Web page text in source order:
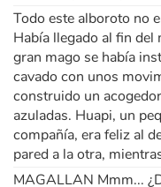
Todo este alboroto no
Había llegado al fin del
gran mago se había
cavado con unos
construido un
azuladas. Huapi, un
compañía, era feliz al
pared a la otra,
MAGALLAN Mmm...